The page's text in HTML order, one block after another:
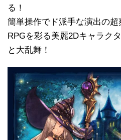
る！
簡単操作でド派手な演出の超
RPGを彩る美麗2Dキャラク
と大乱舞！